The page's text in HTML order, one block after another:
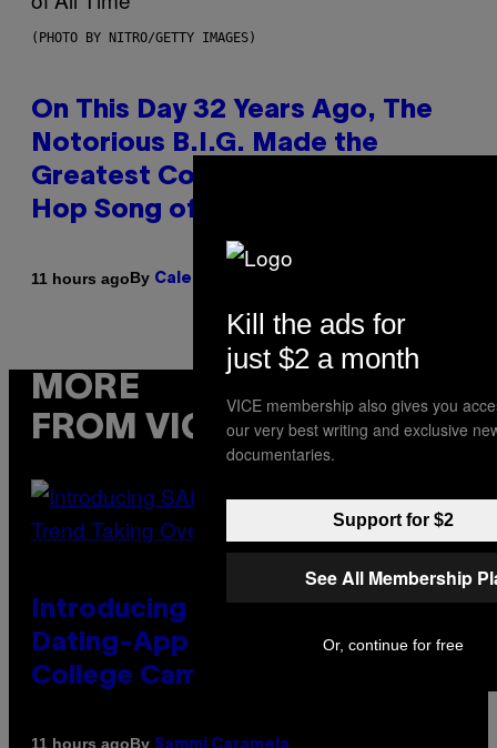
(PHOTO BY NITRO/GETTY IMAGES)
On This Day 32 Years Ago, The
Notorious B.I.G. Made the
Greatest Coming-Of-Age Hip-
Hop Song of All Time
11 hours agoBy Caleb Catlin
MORE
FROM VICE
Introducing SABSing, the Anti-
Dating-App Trend Taking Over
College Campuses
11 hours agoBy Sammi Caramela
Kill the ads for
just $2 a month
VICE membership also gives you
our very best writing and exclusive
documentaries.
Support for $2
See All Membership
Or, continue for free